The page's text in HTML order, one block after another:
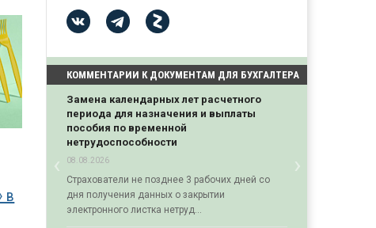
в
КОММЕНТАРИИ К ДОКУМЕНТАМ ДЛЯ БУХГАЛТЕРА
Замена календарных лет расчетного
периода для назначения и выплаты
пособия по временной
нетрудоспособности
08.08.2026
Страхователи не позднее 3 рабочих дней со
дня получения данных о закрытии
электронного листка нетруд...
‹Previous ›Next